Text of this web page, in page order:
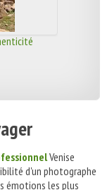
Venise
d'un photographe
émotions les plus